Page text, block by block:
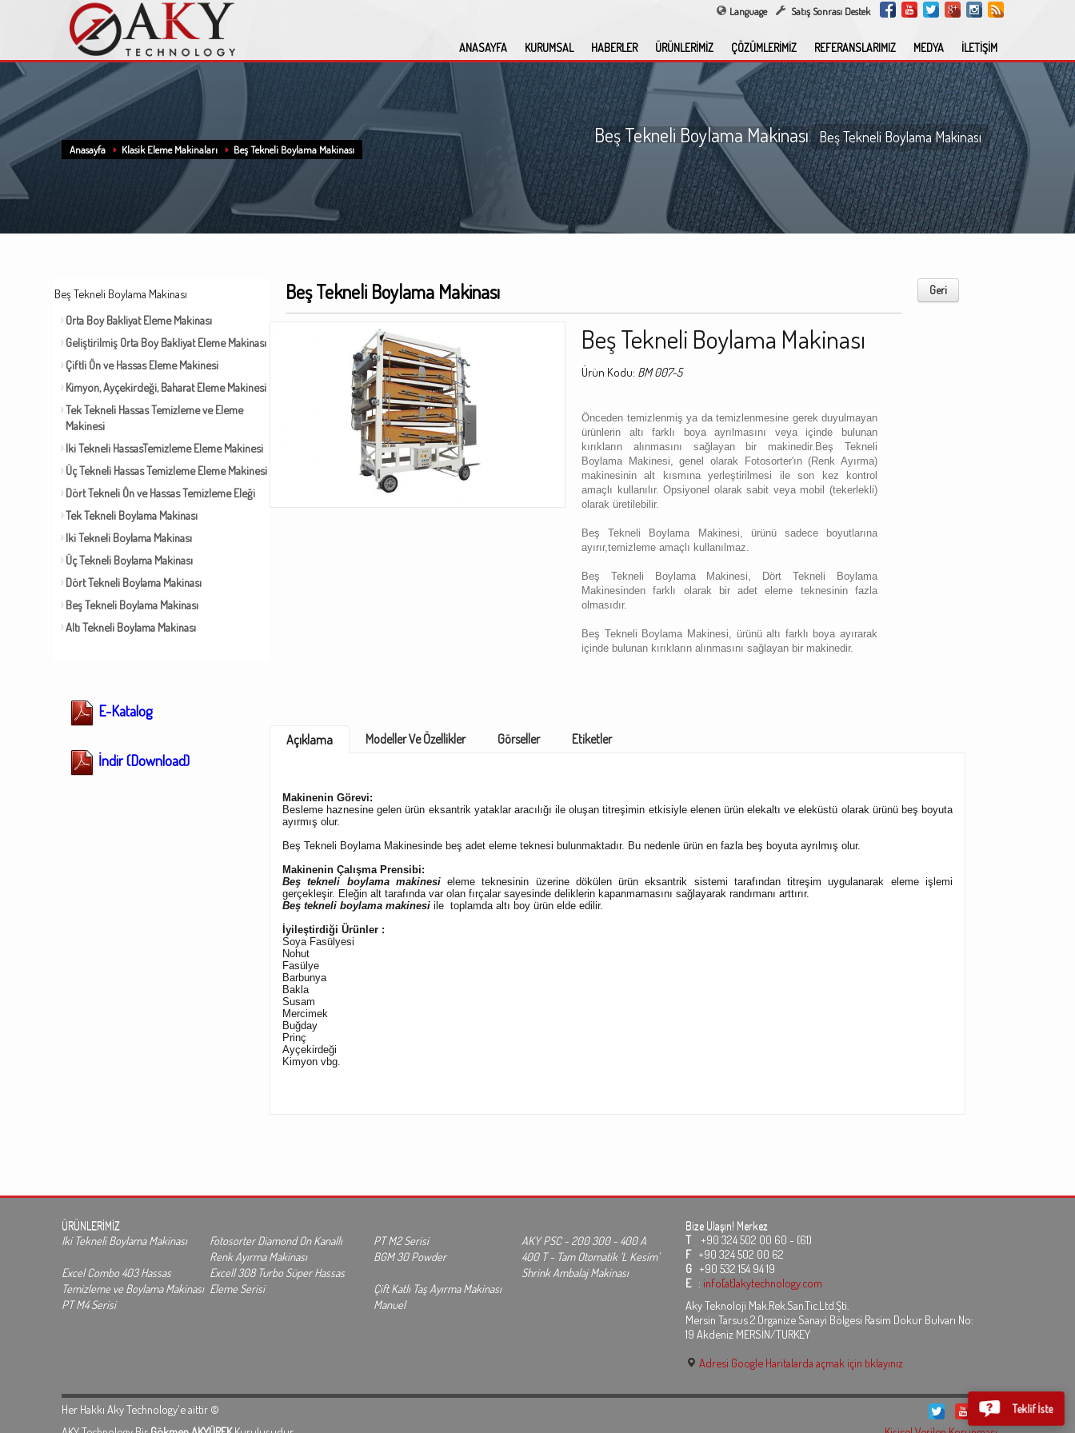
Language Satış Sonrası Destek
ANASAYFA KURUMSAL HABERLER ÜRÜNLERİMİZ ÇÖZÜMLERİMİZ REFERANSLARIMIZ MEDYA İLETİŞİM
Anasayfa Klasik Eleme Makinaları Beş Tekneli Boylama Makinası
Beş Tekneli Boylama Makinası Beş Tekneli Boylama Makinası
Beş Tekneli Boylama Makinası
Orta Boy Bakliyat Eleme Makinası
Geliştirilmiş Orta Boy Bakliyat Eleme Makinası
Çiftli Ön ve Hassas Eleme Makinesi
Kimyon, Ayçekirdeği, Baharat Eleme Makinesi
Tek Tekneli Hassas Temizleme ve Eleme
Makinesi
Iki Tekneli HassasTemizleme Eleme Makinesi
Üç Tekneli Hassas Temizleme Eleme Makinesi
Dört Tekneli Ön ve Hassas Temizleme Eleği
Tek Tekneli Boylama Makinası
Iki Tekneli Boylama Makinası
Üç Tekneli Boylama Makinası
Dört Tekneli Boylama Makinası
Beş Tekneli Boylama Makinası
Altı Tekneli Boylama Makinası
E-Katalog
İndir (Download)
Beş Tekneli Boylama Makinası Geri
Beş Tekneli Boylama Makinası
Ürün Kodu: BM 007-5
Önceden temizlenmiş ya da temizlenmesine gerek duyulmayan
ürünlerin altı farklı boya ayrılmasını veya içinde bulunan
kırıkların alınmasını sağlayan bir makinedir.Beş Tekneli
Boylama Makinesi, genel olarak Fotosorter'ın (Renk Ayırma)
makinesinin alt kısmına yerleştirilmesi ile son kez kontrol
amaçlı kullanılır. Opsiyonel olarak sabit veya mobil (tekerlekli)
olarak üretilebilir.
Beş Tekneli Boylama Makinesi, ürünü sadece boyutlarına
ayırır,temizleme amaçlı kullanılmaz.
Beş Tekneli Boylama Makinesi, Dört Tekneli Boylama
Makinesinden farklı olarak bir adet eleme teknesinin fazla
olmasıdır.
Beş Tekneli Boylama Makinesi, ürünü altı farklı boya ayırarak
içinde bulunan kırıkların alınmasını sağlayan bir makinedir.
Açıklama Modeller Ve Özellikler Görseller Etiketler
Makinenin Görevi:
Besleme haznesine gelen ürün eksantrik yataklar aracılığı ile oluşan titreşimin etkisiyle elenen ürün elekaltı ve eleküstü olarak ürünü beş boyuta
ayırmış olur.
Beş Tekneli Boylama Makinesinde beş adet eleme teknesi bulunmaktadır. Bu nedenle ürün en fazla beş boyuta ayrılmış olur.
Makinenin Çalışma Prensibi:
Beş tekneli boylama makinesieleme teknesinin üzerine dökülen ürün eksantrik sistemi tarafından titreşim uygulanarak eleme işlemi
gerçekleşir. Eleğin alt tarafında var olan fırçalar sayesinde deliklerin kapanmamasını sağlayarak randımanı arttırır.
Beş tekneli boylama makinesi ile toplamda altı boy ürün elde edilir.
İyileştirdiği Ürünler :
Soya Fasülyesi
Nohut
Fasülye
Barbunya
Bakl a
Susam
Mercimek
Buğday
Prinç
Ayçekirdeği
Kimyon vbg.
ÜRÜNLERİMİZ
Iki Tekneli Boylama Makinası
Fotosorter Diamond On Kanallı
Renk Ayırma Makinası
Excel Combo 403 Hassas
Temizleme ve Boylama Makinası
Excell 308 Turbo Süper Hassas
Eleme Serisi
PT M4 Serisi
PT M2 Serisi
AKY PSC - 200 300 - 400 A
BGM 30 Powder
400 T - Tam Otomatik ‘L Kesim’
Shrink Ambalaj Makinası
Çift Katlı Taş Ayırma Makinası
Manuel
Bize Ulaşın! Merkez
T +90 324 502 00 60 - (61)
F +90 324 502 00 62
G +90 532 154 94 19
E : info[at]akytechnology.com
Aky Teknoloji Mak.Rek.San.Tic.Ltd.Şti.
Mersin Tarsus 2.Organize Sanayi Bölgesi Rasim Dokur Bulvarı No:
19 Akdeniz MERSİN/TURKEY
Adresi Google Haritalarda açmak için tıklayınız
Her Hakkı Aky Technology'e aittir ©
Teklif İste